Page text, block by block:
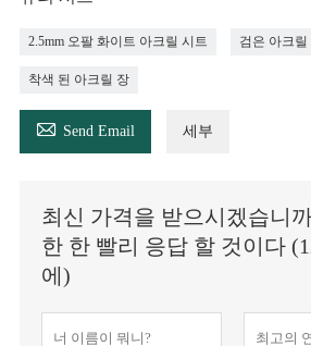
2.5mm 오팔 화이트 아크릴 시트 검은 아크릴
착색 된 아크릴 장
 Send Email 세부
최신 가격을 받으시겠습니
한 한 빨리 응답 할 것이다
에)